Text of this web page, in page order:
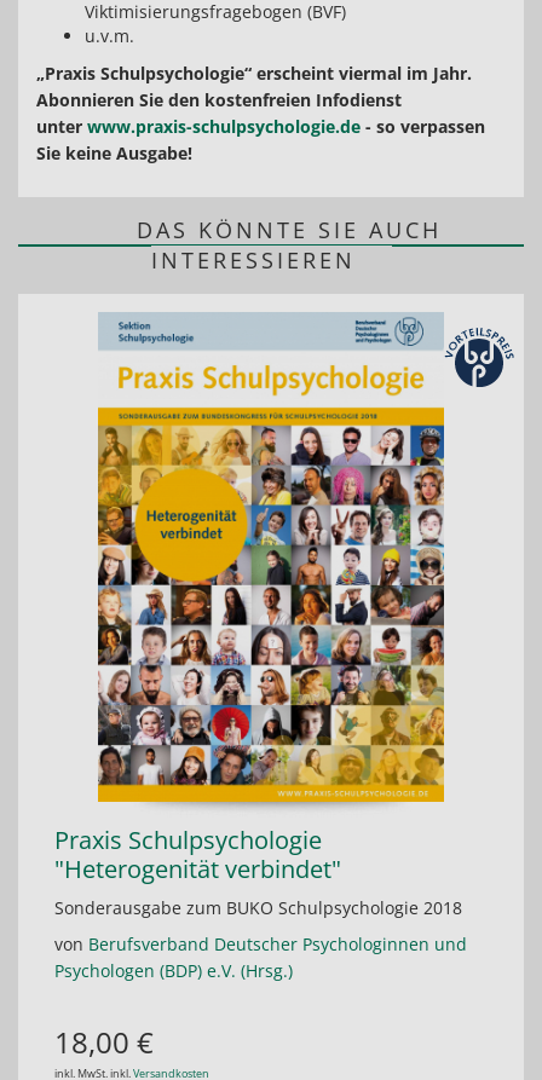
Viktimisierungsfragebogen (BVF)
u.v.m.
„Praxis Schulpsychologie“ erscheint viermal im Jahr.
Abonnieren Sie den kostenfreien Infodienst
unter www.praxis-schulpsychologie.de - so verpassen
Sie keine Ausgabe!
DAS KÖNNTE SIE AUCH
INTERESSIEREN
Praxis Schulpsychologie
"Heterogenität verbindet"
Sonderausgabe zum BUKO Schulpsychologie 2018
von Berufsverband Deutscher Psychologinnen und
Psychologen (BDP) e.V. (Hrsg.)
18,00 €
inkl. MwSt. inkl.Versandkosten